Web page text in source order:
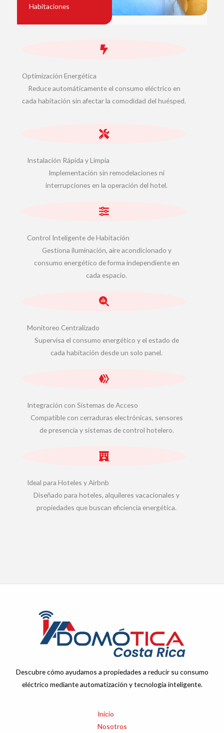
Habitaciones
Optimización Energética
Reduce automáticamente el consumo eléctrico en
cada habitación sin afectar la comodidad del huésped.
Instalación Rápida y Limpia
Implementación sin remodelaciones ni
interrupciones en la operación del hotel.
Control Inteligente de Habitación
Gestiona iluminación, aire acondicionado y
consumo energético de forma independiente en
cada espacio.
Monitoreo Centralizado
Supervisa el consumo energético y el estado de
cada habitación desde un solo panel.
Integración con Sistemas de Acceso
Compatible con cerraduras electrónicas, sensores
de presencia y sistemas de control hotelero.
Ideal para Hoteles y Airbnb
Diseñado para hoteles, alquileres vacacionales y
propiedades que buscan eficiencia energética.
Descubre cómo ayudamos a propiedades a reducir su consumo
eléctrico mediante automatización y tecnología inteligente.
Inicio
Nosotros